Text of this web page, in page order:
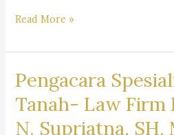
&
Pengacara
–
Law
Dr.
Iur
Read More »
Pengacara
Tanah- Law Firm
N. Supriatna, SH,